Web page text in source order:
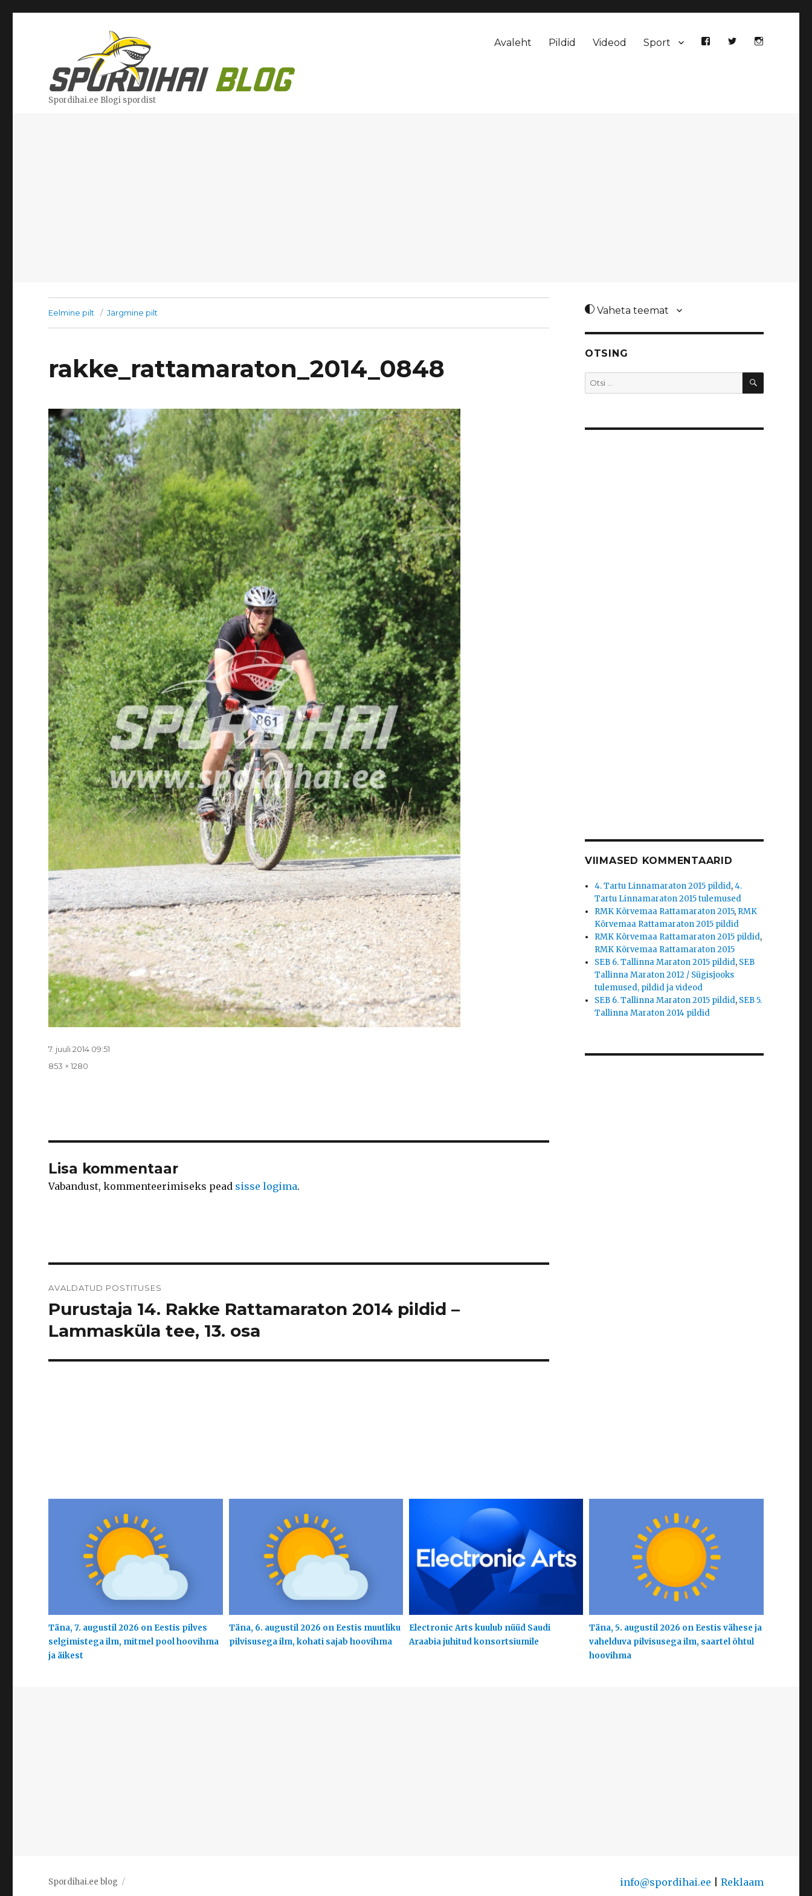
Spordihai.ee Blogi spordist
Avaleht Pildid Videod Sport
Eelmine pilt Järgmine pilt
rakke_rattamaraton_2014_0848
Postitatud
7. juuli 2014 09:51
Täissuurus
853 × 1280
Lisa kommentaar
Vabandust, kommenteerimiseks pead sisse logima.
AVALDATUD POSTITUSES
Purustaja 14. Rakke Rattamaraton 2014 pildid –
Lammasküla tee, 13. osa
Vaheta teemat
OTSING
Otsi: OTSI
VIIMASED KOMMENTAARID
4. Tartu Linnamaraton 2015 pildid,4.
Tartu Linnamaraton 2015 tulemused
RMK Kõrvemaa Rattamaraton 2015, RMK
Kõrvemaa Rattamaraton 2015 pildid
RMK Kõrvemaa Rattamaraton 2015 pildid,
RMK Kõrvemaa Rattamaraton 2015
SEB 6. Tallinna Maraton 2015 pildid, SEB
Tallinna Maraton 2012 / Sügisjooks
tulemused, pildid ja videod
SEB 6. Tallinna Maraton 2015 pildid, SEB 5.
Tallinna Maraton 2014 pildid
Täna, 7. augustil 2026 on Eestis pilves
selgimistega ilm, mitmel pool hoovihma
ja äikest
Täna, 6. augustil 2026 on Eestis muutliku
pilvisusega ilm, kohati sajab hoovihma
Electronic Arts kuulub nüüd Saudi
Araabia juhitud konsortsiumile
Täna, 5. augustil 2026 on Eestis vähese ja
vahelduva pilvisusega ilm, saartel õhtul
hoovihma
Spordihai.ee blog info@spordihai.ee Reklaam